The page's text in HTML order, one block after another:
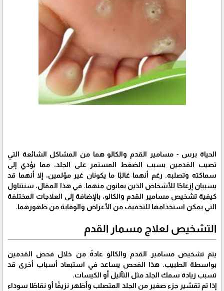
الحياة برس - مسامير القدم والكالو هما من المشاكل الشائعة التي
تصيب القدمين بسبب الضغط المستمر على الجلد، مما يؤدي إلى
سماكته وتصلبه. رغم أنهما غالبًا ما يكونان غير مؤلمين، إلا أنهما قد
يسببان إزعاجًا للأشخاص الذين يعانون منهما. في هذا المقال، سنتناول
كيفية تشخيص مسامير القدم والكالو، بالإضافة إلى العلاجات المختلفة
التي يمكن استخدامها للتخفيف من الأعراض والوقاية من ظهورهما.
التشخيص لعلاج مسمار القدم
يتم تشخيص مسامير القدم والكالو عادةً من خلال فحص القدمين
بواسطة الطبيب. هذا الفحص يساعد في استبعاد أسباب أخرى قد
تسبب زيادة سمك الجلد مثل الثآليل أو الكيسات.
إذا تم تقشير جزء صغير من الجلد المتصلب وأظهر نزيفًا أو نقاطًا سوداء